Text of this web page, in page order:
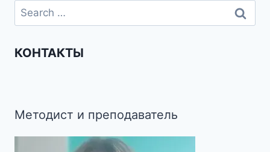
КОНТАКТЫ
Методист и преподаватель